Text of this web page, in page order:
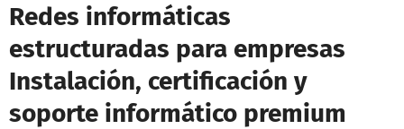
Redes informáticas
estructuradas para empresas
Instalación, certificación y
soporte informático premium